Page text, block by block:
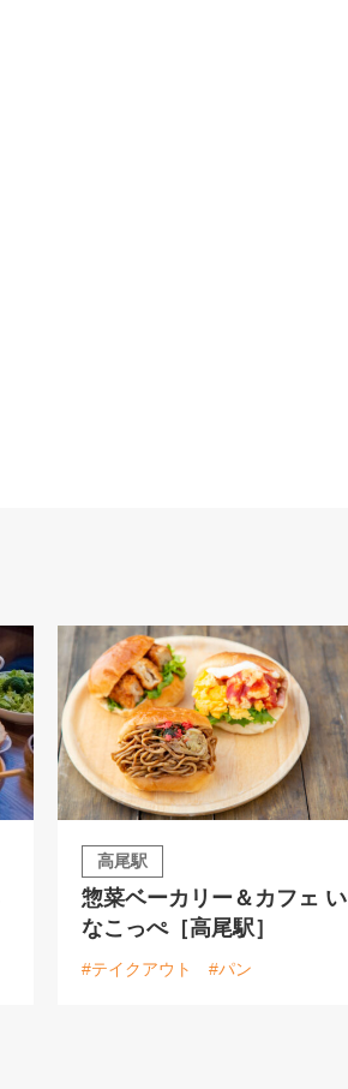
高尾駅
惣菜ベーカリー＆カフェ い
なこっぺ［高尾駅］
#テイクアウト #パン